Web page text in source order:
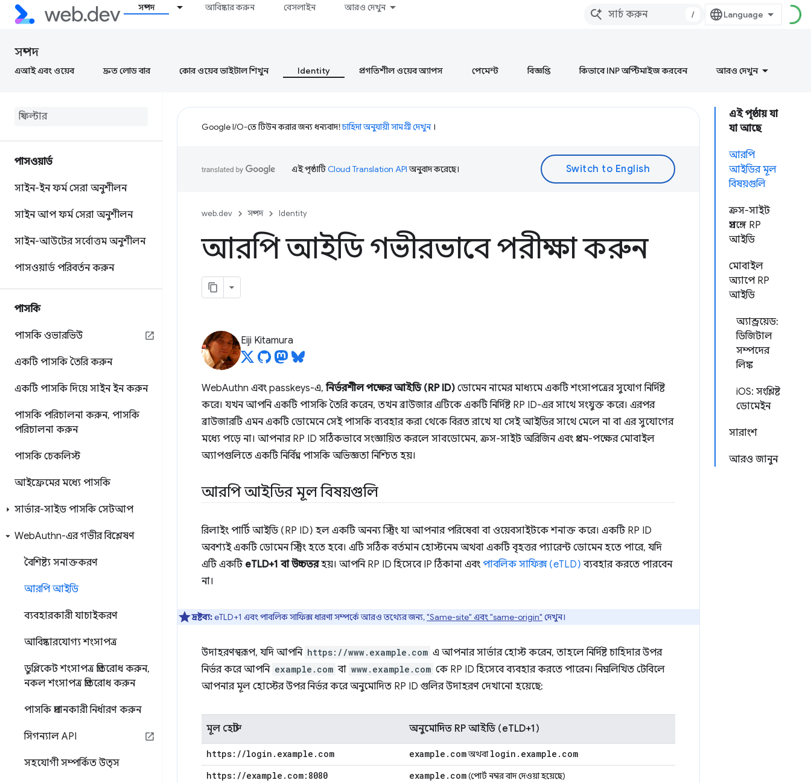
সম্পদ আবিষ্কার করুন বেসলাইন আরও দেখুন
/
সম্পদ
এআই এবং ওয়েব দ্রুত লোড বার কোর ওয়েব ভাইটাল শিখুন Identity প্রগতিশীল ওয়েব অ্যাপস পেমেন্ট বিজ্ঞপ্তি কিভাবে INP অপ্টিমাইজ করবেন আরও দেখুন
পাসওয়ার্ড
সাইন-ইন ফর্ম সেরা অনুশীলন
সাইন আপ ফর্ম সেরা অনুশীলন
সাইন-আউটের সর্বোত্তম অনুশীলন
পাসওয়ার্ড পরিবর্তন করুন
পাসকি
পাসকি ওভারভিউ
একটি পাসকি তৈরি করুন
একটি পাসকি দিয়ে সাইন ইন করুন
পাসকি পরিচালনা করুন, পাসকি
পরিচালনা করুন
পাসকি চেকলিস্ট
আইফ্রেমের মধ্যে পাসকি
সার্ভার-সাইড পাসকি সেটআপ
WebAuthn-এর গভীর বিশ্লেষণ
বৈশিষ্ট্য সনাক্তকরণ
আরপি আইডি
ব্যবহারকারী যাচাইকরণ
আবিষ্কারযোগ্য শংসাপত্র
ডুপ্লিকেট শংসাপত্র প্রতিরোধ করুন,
নকল শংসাপত্র প্রতিরোধ করুন
পাসকি প্রদানকারী নির্ধারণ করুন
সিগন্যাল API
সহযোগী সম্পর্কিত উত্স
এই পৃষ্ঠায় যা
যা আছে
আরপি
আইডির মূল
বিষয়গুলি
ক্রস-সাইট
প্রসঙ্গে RP
আইডি
মোবাইল
অ্যাপে RP
আইডি
অ্যান্ড্রয়েড:
ডিজিটাল
সম্পদের
লিঙ্ক
iOS: সংশ্লিষ্ট
ডোমেইন
সারাংশ
আরও জানুন
Google I/O-তে টিউন করার জন্য ধন্যবাদ!চাহিদা অনুযায়ী সামগ্রী দেখুন।
এই পৃষ্ঠাটিCloud Translation APIঅনুবাদ করেছে।
web.dev সম্পদ Identity
আরপি আইডি গভীরভাবে পরীক্ষা করুন
Eiji Kitamura
WebAuthn এবং passkeys-এ,নির্ভরশীল পক্ষের আইডি (RP ID) ডোমেন নামের মাধ্যমে একটি শংসাপত্রের সুযোগ নির্দিষ্ট
করে। যখন আপনি একটি পাসকি তৈরি করেন, তখন ব্রাউজার এটিকে একটি নির্দিষ্ট RP ID-এর সাথে সংযুক্ত করে। এরপর
ব্রাউজারটি এমন একটি ডোমেনে সেই পাসকি ব্যবহার করা থেকে বিরত রাখে যা সেই আইডির সাথে মেলে না বা এর সুযোগের
মধ্যে পড়ে না। আপনার RP ID সঠিকভাবে সংজ্ঞায়িত করলে সাবডোমেন, ক্রস-সাইট অরিজিন এবং প্রথম-পক্ষের মোবাইল
অ্যাপগুলিতে একটি নির্বিঘ্ন পাসকি অভিজ্ঞতা নিশ্চিত হয়।
আরপি আইডির মূল বিষয়গুলি
রিলাইং পার্টি আইডি (RP ID) হল একটি অনন্য স্ট্রিং যা আপনার পরিষেবা বা ওয়েবসাইটকে শনাক্ত করে। একটি RP ID
অবশ্যই একটি ডোমেন স্ট্রিং হতে হবে। এটি সঠিক বর্তমান হোস্টনেম অথবা একটি বৃহত্তর প্যারেন্ট ডোমেন হতে পারে, যদি
এটি একটি eTLD+1 বা উচ্চতরহয়। আপনি RP ID হিসেবে IP ঠিকানা এবং পাবলিক সাফিক্স (eTLD) ব্যবহার করতে পারবেন
না।
দ্রষ্টব্য:eTLD+1 এবং পাবলিক সাফিক্স ধারণা সম্পর্কে আরও তথ্যের জন্য,"Same-site" এবং "same-origin" দেখুন।
উদাহরণস্বরূপ, যদি আপনি https://www.example.com এ আপনার সার্ভার হোস্ট করেন, তাহলে নির্দিষ্ট চাহিদার উপর
নির্ভর করে আপনি example.com বা www.example.com কে RP ID হিসেবে ব্যবহার করতে পারেন। নিম্নলিখিত টেবিলে
আপনার মূল হোস্টের উপর নির্ভর করে অনুমোদিত RP ID গুলির উদাহরণ দেখানো হয়েছে:
মূল হোস্ট অনুমোদিত RP আইডি (eTLD+1)
https: //login . example . com example . comঅথবাlogin . example . com
https: //example . com:8080 example . com(পোর্ট নম্বর বাদ দেওয়া হয়েছে)